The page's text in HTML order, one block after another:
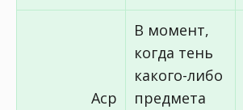
Аср
В момент,
когда тень
какого-либо
предмета